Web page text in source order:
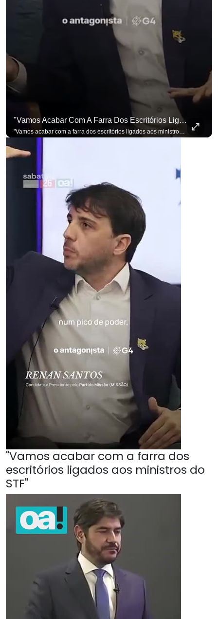
"Vamos Acabar Com A Farra Dos Escritórios Ligados Aos Ministros Do STF"
"Vamos acabar com a farra dos
escritórios ligados aos ministros do
STF"